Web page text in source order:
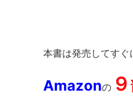
本書は発売してすぐ
Amazonの ９